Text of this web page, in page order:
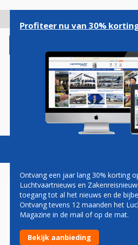
gaan
Magazine Podcasts
BOEING HEEFT
WEG' TE GAAN
Profiteer nu van 30%
Ontvang een jaar lang 30% korting
Luchtvaartnieuws en
toegang tot al het nieuws en de
Ontvang tevens 12 maanden het
Magazine in de mail of op de mat.
Bekijk aanbieding